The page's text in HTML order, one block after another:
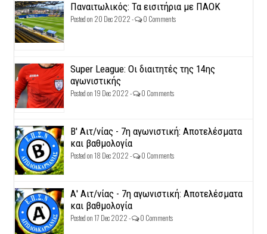
Παναιτωλικός: Τα εισιτήρια με ΠΑΟΚ
Posted on 20 Dec 2022 - 0 Comments
Super League: Οι διαιτητές της 14ης
αγωνιστικής
Posted on 19 Dec 2022 - 0 Comments
Β' Αιτ/νίας - 7η αγωνιστική: Αποτελέσματα
και βαθμολογία
Posted on 18 Dec 2022 - 0 Comments
Α' Αιτ/νίας - 7η αγωνιστική: Αποτελέσματα
και βαθμολογία
Posted on 17 Dec 2022 - 0 Comments